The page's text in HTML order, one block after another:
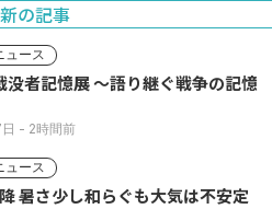
の記事
ュース
没者記憶展 ～語り継ぐ戦争の記憶
- 2時間前
ュース
8日(土)以降 暑さ少し和らぐも大気は不安定